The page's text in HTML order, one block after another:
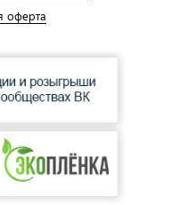
оферта